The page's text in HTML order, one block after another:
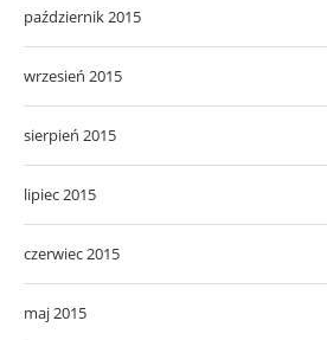
październik 2015
wrzesień 2015
sierpień 2015
lipiec 2015
czerwiec 2015
maj 2015